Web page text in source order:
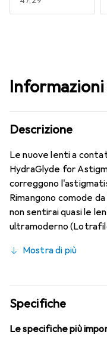
Descrizione
Le nuove lenti a
HydraGlyde for
correggono
Rimangono comode
non sentirai quasi le
ultramoderno
Moisture Matrix e la
conosci. Un comfort
tutto il giorno con le
Mostra di più
Specifiche
Le specifiche più